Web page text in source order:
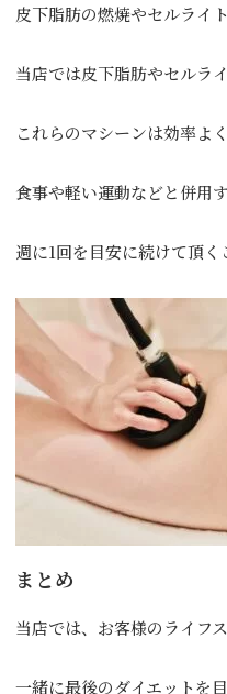
皮下脂肪の燃焼やセルライ
当店では皮下脂肪やセルラ
これらのマシーンは効率よ
食事や軽い運動などと併用
週に1回を目安に続けて頂く
まとめ
当店では、お客様のライフ
一緒に最後のダイエットを